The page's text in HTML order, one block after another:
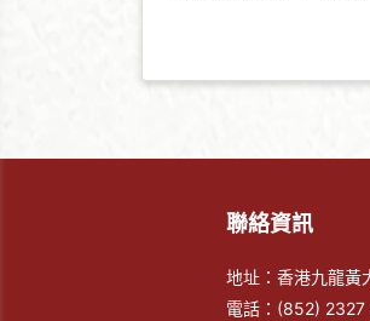
聯絡資訊
地址：香港九龍黃
電話： (852) 2327